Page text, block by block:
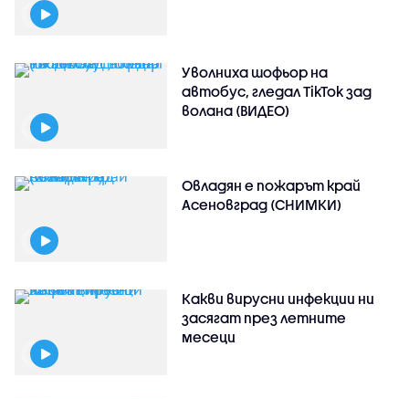
Уволниха шофьор на
автобус, гледал TikTok зад
волана (ВИДЕО)
Овладян е пожарът край
Асеновград (СНИМКИ)
Какви вирусни инфекции ни
засягат през летните
месеци